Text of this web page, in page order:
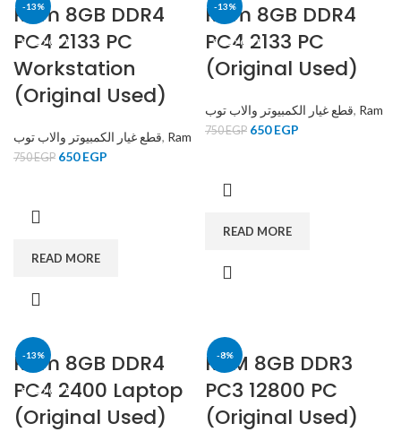
-13%
SOLD OUT
Ram 8GB DDR4
PC4 2133 PC
Workstation
(Original Used)
قطع غيار الكمبيوتر والاب توب, Ram
750EGP 650EGP
READ MORE
-13%
SOLD OUT
Ram 8GB DDR4
PC4 2133 PC
(Original Used)
قطع غيار الكمبيوتر والاب توب, Ram
750EGP 650EGP
READ MORE
-13%
SOLD OUT
Ram 8GB DDR4
PC4 2400 Laptop
(Original Used)
-8%
RAM 8GB DDR3
PC3 12800 PC
(Original Used)